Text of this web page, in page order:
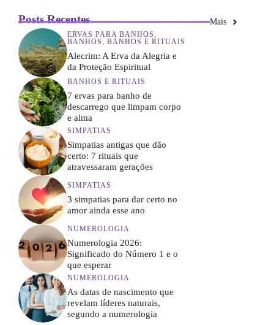
Posts Recentes Mais
ERVAS PARA BANHOS
BANHOS
BANHOS E RITUAIS
Alecrim: A Erva da Alegria e
da Proteção Espiritual
BANHOS E RITUAIS
7 ervas para banho de
descarrego que limpam corpo
e alma
SIMPATIAS
Simpatias antigas que dão
certo: 7 rituais que
atravessaram gerações
SIMPATIAS
3 simpatias para dar certo no
amor ainda esse ano
NUMEROLOGIA
Numerologia 2026:
Significado do Número 1 e o
que esperar
NUMEROLOGIA
As datas de nascimento que
revelam líderes naturais,
segundo a numerologia